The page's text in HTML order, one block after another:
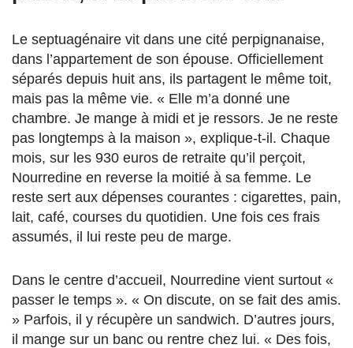
Le septuagénaire vit dans une cité perpignanaise,
dans l’appartement de son épouse. Officiellement
séparés depuis huit ans, ils partagent le même toit,
mais pas la même vie. « Elle m’a donné une
chambre. Je mange à midi et je ressors. Je ne reste
pas longtemps à la maison », explique-t-il. Chaque
mois, sur les 930 euros de retraite qu’il perçoit,
Nourredine en reverse la moitié à sa femme. Le
reste sert aux dépenses courantes : cigarettes, pain,
lait, café, courses du quotidien. Une fois ces frais
assumés, il lui reste peu de marge.
Dans le centre d’accueil, Nourredine vient surtout «
passer le temps ». « On discute, on se fait des amis.
» Parfois, il y récupère un sandwich. D’autres jours,
il mange sur un banc ou rentre chez lui. « Des fois,